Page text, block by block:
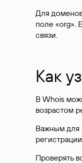
Для
поле «org».
связи.
Как
В Whois
возрастом
Важным для
Проверять